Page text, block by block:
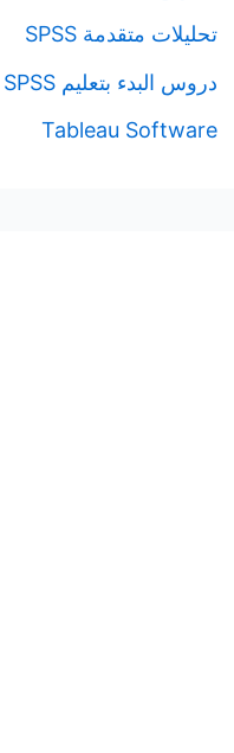
تحليلات متقدمة SPSS
دروس البدء بتعليم SPSS
Tableau Software